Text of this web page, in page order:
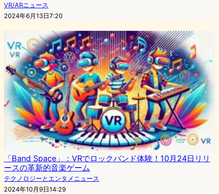
VR/ARニュース
2024年6月13日7:20
「Band Space」：VRでロックバンド体験！10月24日リリ
ースの革新的音楽ゲーム
テクノロジーとエンタメニュース
2024年10月9日14:29